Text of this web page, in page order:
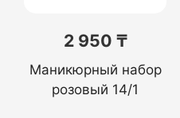
2 950 ₸
Маникюрный набор
розовый 14/1